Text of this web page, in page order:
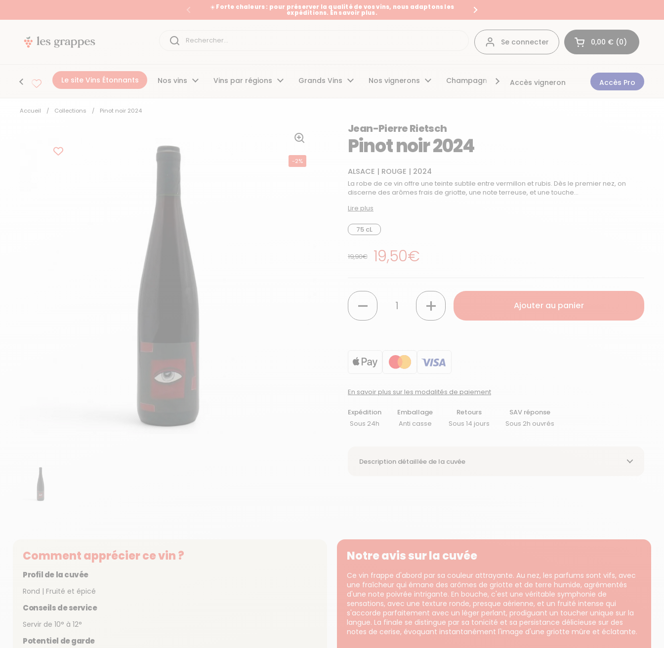
Précédent
☀️ Forte chaleurs : pour préserver la qualité de vos vins, nous adaptons les
expéditions. En savoir plus. Suivant
Se connecter Ouvrir le panier
Mon panier Total:
0,00 € 0
produit dans votre
Le site Vins Étonnants Nos vins Vins par régions Grands Vins Nos vignerons Champagnes Bonnes affaires
Accès vigneron Accès Pro
Accueil / Collections / Pinot noir 2024
-2%
Jean-Pierre Rietsch
Pinot noir 2024
ALSACE | ROUGE | 2024
La robe de ce vin offre une teinte subtile entre vermillon et rubis. Dès le premier nez, on
discerne des arômes frais de griotte, une note terreuse, et une touche...
Lire plus
75 cL
Prix de solde
19,90€ Prix régulier
19,50€
Quantité
Ajouter au panier
En savoir plus sur les modalités de paiement
Expédition
Sous 24h
Emballage
Anti casse
Retours
Sous 14 jours
SAV réponse
Sous 2h ouvrés
Description détaillée de la cuvée
Comment apprécier ce vin ?
Profil de la cuvée
Rond | Fruité et épicé
Conseils de service
Servir de 10° à 12°
Potentiel de garde
Notre avis sur la cuvée
Ce vin frappe d'abord par sa couleur attrayante. Au nez, les parfums sont vifs, avec
une fraîcheur qui émane des arômes de griotte et de terre humide, agrémentés
d'une note poivrée intrigante. En bouche, c'est une véritable symphonie de
sensations, avec une texture ronde, presque aérienne, et un fruité intense qui
s'accorde parfaitement avec un léger perlant, prodiguant un toucher unique sur la
langue. La finale se distingue par sa tonicité et sa persistance délicieuse sur des
notes de cerise, évoquant instantanément l'image d'une griotte mûre et éclatante.